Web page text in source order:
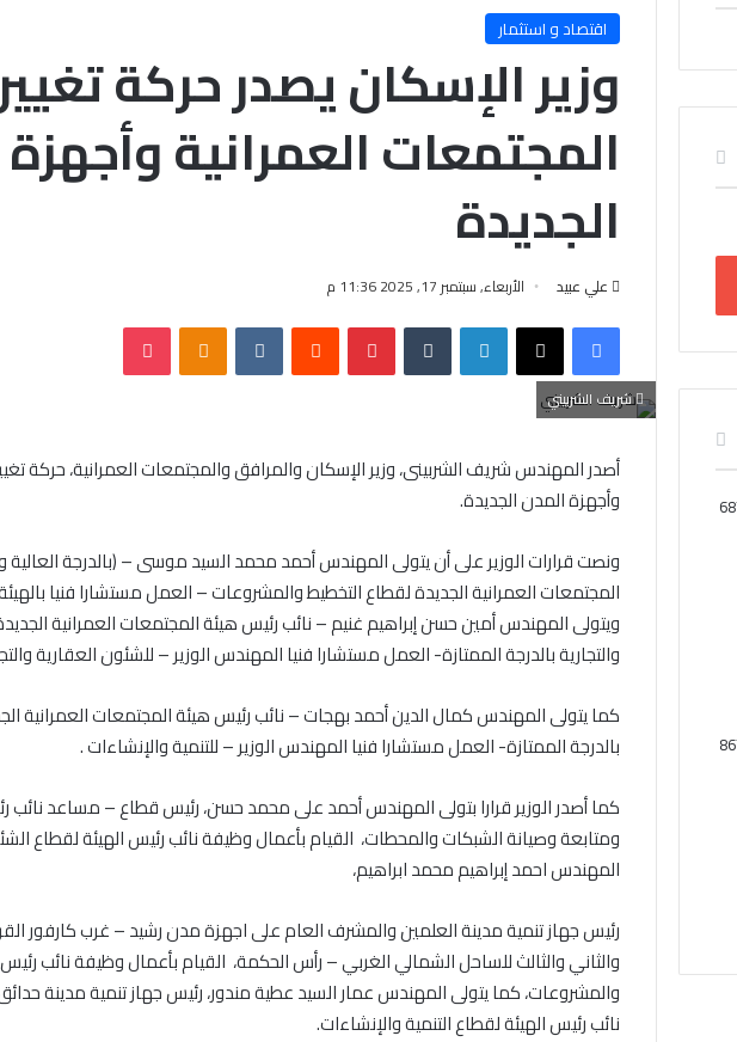
اقتصاد و استثمار
وزير الإسكان يصدر حركة
المجتمعات العمرانية
الجديدة
علي عبيد الأربعاء, سبتمبر 17, 2025 11:36 م
فيسبوك لينكدإن بينتيريست
شريف الشربيني
أصدر المهندس شريف الشربينى، وزير الإسكان والمرافق والمجتمعات العمرانية، حركة
وأجهزة المدن الجديدة.
ونصت قرارات الوزير على أن يتولى المهندس أحمد محمد السيد موسى – (بالدرجة العالية
المجتمعات العمرانية الجديدة لقطاع التخطيط والمشروعات – العمل مستشارا فنيا
ويتولى المهندس أمين حسن إبراهيم غنيم – نائب رئيس هيئة المجتمعات العمرانية
والتجارية بالدرجة الممتازة- العمل مستشارا فنيا المهندس الوزير – للشئون العقارية
كما يتولى المهندس كمال الدين أحمد بهجات – نائب رئيس هيئة المجتمعات العمرانية
بالدرجة الممتازة- العمل مستشارا فنيا المهندس الوزير – للتنمية والإنشاءات .
كما أصدر الوزير قرارا بتولى المهندس أحمد على محمد حسن، رئيس قطاع – مساعد نائب
ومتابعة وصيانة الشبكات والمحطات، القيام بأعمال وظيفة نائب رئيس الهيئة لقطاع
المهندس احمد إبراهيم محمد ابراهيم،
رئيس جهاز تنمية مدينة العلمين والمشرف العام على اجهزة مدن رشيد – غرب كارفور
والثاني والثالث للساحل الشمالي الغربي – رأس الحكمة، القيام بأعمال وظيفة نائب
والمشروعات، كما يتولى المهندس عمار السيد عطية مندور، رئيس جهاز تنمية مدينة
نائب رئيس الهيئة لقطاع التنمية والإنشاءات.